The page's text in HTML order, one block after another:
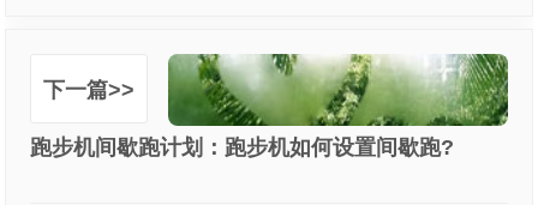
下一篇>>
跑步机间歇跑计划：跑步机如何设置间歇跑?